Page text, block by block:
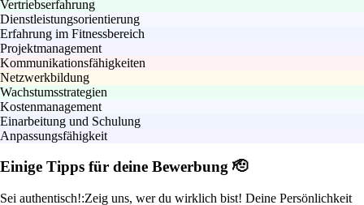
Vertriebserfahrung
Dienstleistungsorientierung
Erfahrung im Fitnessbereich
Projektmanagement
Kommunikationsfähigkeiten
Netzwerkbildung
Wachstumsstrategien
Kostenmanagement
Einarbeitung und Schulung
Anpassungsfähigkeit
Einige Tipps für deine Bewerbung 🫡
Sei authentisch!:Zeig uns, wer du wirklich bist! Deine Persönlichkeit